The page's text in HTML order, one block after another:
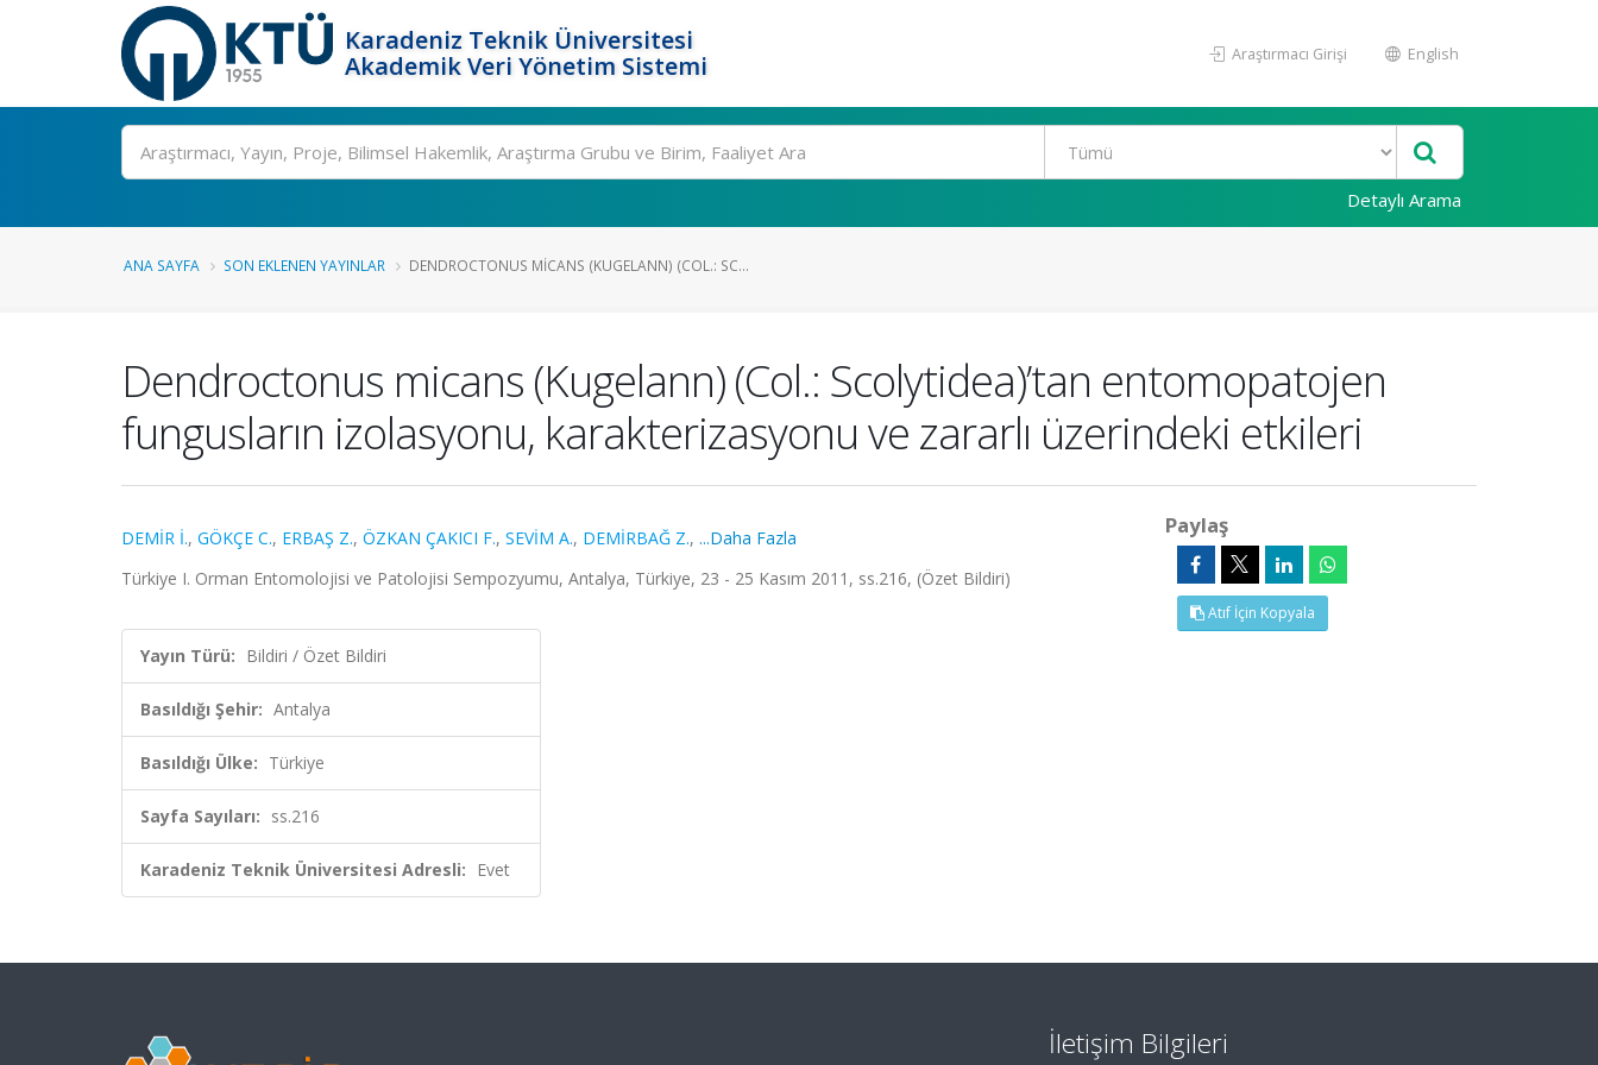
Karadeniz Teknik Üniversitesi
Akademik Veri Yönetim Sistemi
Araştırmacı Girişi English
Ara
Detaylı Arama
ANA SAYFA SON EKLENEN YAYINLAR DENDROCTONUS MICANS (KUGELANN) (COL.: SC...
Dendroctonus micans (Kugelann) (Col.: Scolytidea)’tan entomopatojen
fungusların izolasyonu, karakterizasyonu ve zararlı üzerindeki etkileri
DEMİR İ., GÖKÇE C., ERBAŞ Z., ÖZKAN ÇAKICI F., SEVİM A., DEMİRBAĞ Z., ...Daha Fazla
Türkiye I. Orman Entomolojisi ve Patolojisi Sempozyumu, Antalya, Türkiye, 23 - 25 Kasım 2011, ss.216, (Özet Bildiri)
Yayın Türü: Bildiri / Özet Bildiri
Basıldığı Şehir: Antalya
Basıldığı Ülke: Türkiye
Sayfa Sayıları: ss.216
Karadeniz Teknik Üniversitesi Adresli: Evet
Paylaş
Atıf İçin Kopyala
İletişim Bilgileri